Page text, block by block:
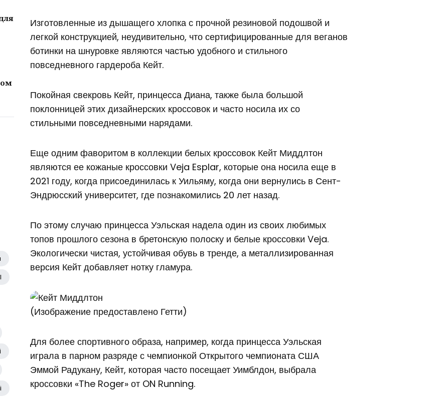
Изготовленные из дышащего хлопка с прочной резиновой подошвой и
легкой конструкцией, неудивительно, что сертифицированные для веганов
ботинки на шнуровке являются частью удобного и стильного
повседневного гардероба Кейт.
Покойная свекровь Кейт, принцесса Диана, также была большой
поклонницей этих дизайнерских кроссовок и часто носила их со
стильными повседневными нарядами.
Еще одним фаворитом в коллекции белых кроссовок Кейт Миддлтон
являются ее кожаные кроссовки Veja Esplar, которые она носила еще в
2021 году, когда присоединилась к Уильяму, когда они вернулись в Сент-
Эндрюсский университет, где познакомились 20 лет назад.
По этому случаю принцесса Уэльская надела один из своих любимых
топов прошлого сезона в бретонскую полоску и белые кроссовки Veja.
Экологически чистая, устойчивая обувь в тренде, а металлизированная
версия Кейт добавляет нотку гламура.
(Изображение предоставлено Гетти)
Для более спортивного образа, например, когда принцесса Уэльская
играла в парном разряде с чемпионкой Открытого чемпионата США
Эммой Радукану, Кейт, которая часто посещает Уимблдон, выбрала
кроссовки «The Roger» от ON Running.